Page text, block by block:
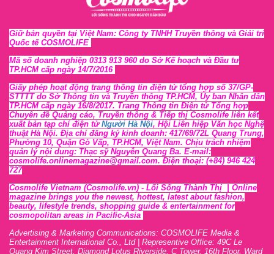
Giữ bản quyền tại Việt Nam: Công ty TNHH Truyền thông và Giải trí
Quốc tế COSMOLIFE
Mã số doanh nghiệp 0313 913 960 do Sở Kế hoạch và Đầu tư
TP.HCM cấp ngày 14/7/2016
Giấy phép hoạt động trang thông tin điện tử tổng hợp số 37/GP-
STTTT do Sở Thông tin và Truyền thông TP.HCM, Ủy ban Nhân dân
TP.HCM cấp ngày 16/8/2017. Trang Thông tin Điện tử Tổng hợp
Chuyên đề Quảng cáo, Truyền thông & Tiếp thị Cosmolife liên kết
xuất bản tạp chí điện tử Người Hà Nội, Hội Liên hiệp Văn học Nghệ
thuật Hà Nội. Địa chỉ đăng ký kinh doanh: 417/69/72L Quang Trung,
Phường 10, Quận Gò Vấp, TP.HCM, Việt Nam. Chịu trách nhiệm
quản lý nội dung: Thạc sỹ Nguyễn Quang Ba. E-mail:
cosmolife.onlinemagazine@gmail.com. Điện thoại: (+84) 946 424
727
Cosmolife Vietnam (Cosmolife.vn) - Lối Sống Thành Thị | Online
magazine brings you the newest, hottest, latest about fashion,
beauty, lifestyle trends, shopping guide & entertainment for
cosmopolitan areas in Pacific-Asia
Advertising & Marketing Communications: COSMOLIFE Media &
Entertainment International Co., Ltd | Representive Office: 49C Le
Quang Kim Street, Diamond Lotus Riverside, C Tower, 16th Floor, Ward